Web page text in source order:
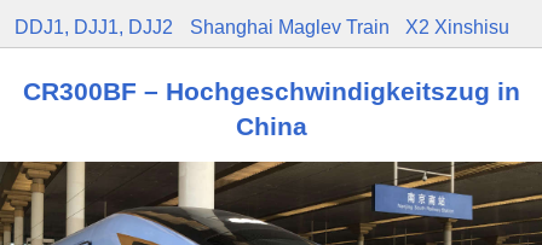
DDJ1, DJJ1, DJJ2
Shanghai Maglev Train X2 Xinshisu
CR300BF – Hochgeschwindigkeitszug in
China